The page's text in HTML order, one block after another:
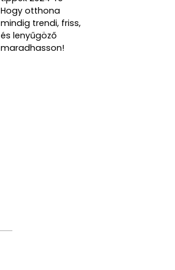
Hogy otthona
mindig trendi, friss,
és lenyűgöző
maradhasson!